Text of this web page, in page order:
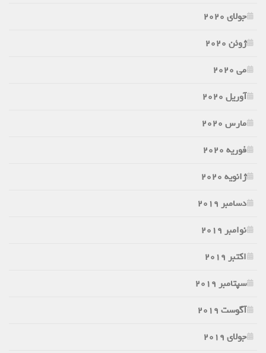
جولای 2020
ژوئن 2020
می 2020
آوریل 2020
مارس 2020
فوریه 2020
ژانویه 2020
دسامبر 2019
نوامبر 2019
اکتبر 2019
سپتامبر 2019
آگوست 2019
جولای 2019